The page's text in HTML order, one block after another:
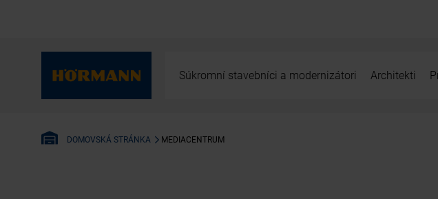
Súkromní stavebníci a modernizátori Architekti
DOMOVSKÁ STRÁNKA MEDIACENTRUM